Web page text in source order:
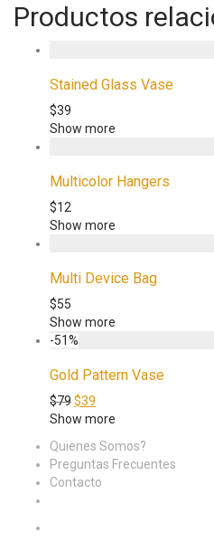
Productos
Stained Glass Vase
$39
Show more
Multicolor Hangers
$12
Show more
Multi Device Bag
$55
Show more
-51%
Gold Pattern Vase
$79$39
Show more
Quienes Somos?
Preguntas Frecuentes
Contacto